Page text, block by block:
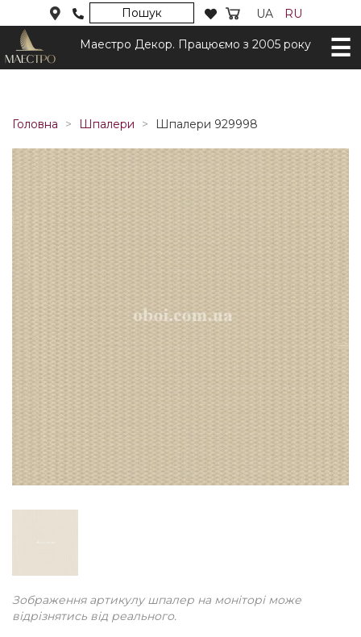
Пошук UA RU
Маестро Декор. Працюємо з 2005 року
Головна Шпалери Шпалери 929998
Зображення артикулу шпалер на моніторі може
відрізнятись від реального.